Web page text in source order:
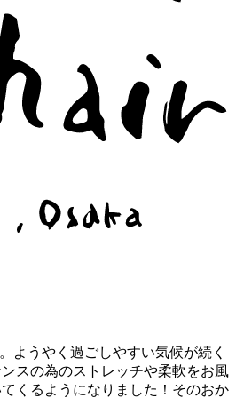
ようやく過ごしやすい気候が続く
スの為のストレッチや柔軟をお風
くるようになりました！そのおか